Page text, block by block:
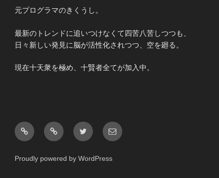
元プログラマのきくうし。
最新のトレンドに追いつけなくて四苦八苦しつつも、
日々新しい発見に脳が活性化されつつ、空を廻る。
現在十天衆を極め、十賢者全てが加入中。
ア
ビ
お
問
Twitter
メ
ー
Proudly powered by WordPress